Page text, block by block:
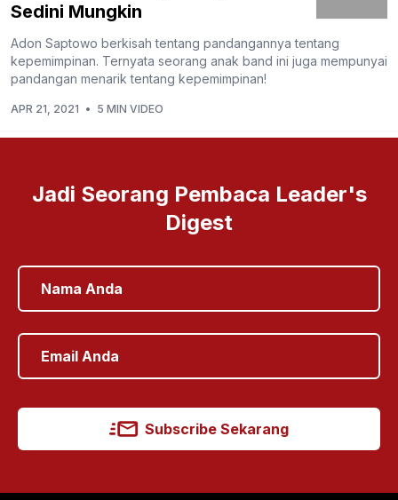
Sedini Mungkin
Adon Saptowo berkisah tentang pandangannya tentang
kepemimpinan. Ternyata seorang anak band ini juga mempunyai
pandangan menarik tentang kepemimpinan!
APR 21, 2021 • 5 MIN VIDEO
Jadi Seorang Pembaca Leader's
Digest
Subscribe Sekarang